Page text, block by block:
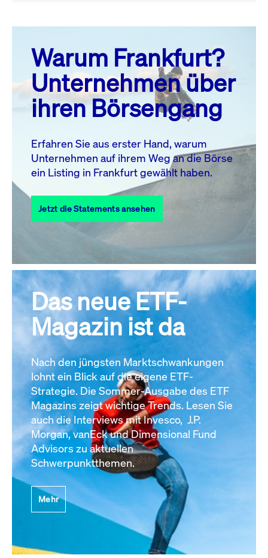
August 26
MO. DI. MI. DO. FR. SA. SO.
1
2
3
4 5 6 7 8
10 11 13 14
17
18 19 20 21 22
23
27 28
31
Alle Events
Warum Frankfurt?
Unternehmen über
ihren Börsengang
Erfahren Sie aus erster Hand, warum
Unternehmen auf ihrem Weg an die Börse
ein Listing in Frankfurt gewählt haben.
Jetzt die Statements ansehen
Das neue ETF-
Magazin ist da
Nach den jüngsten Marktschwankungen
lohnt ein Blick auf die eigene ETF-
Strategie. Die Sommer-Ausgabe des ETF
Magazins zeigt wichtige Trends. Lesen Sie
auch die Interviews mit Invesco, J.P.
Morgan, vanEck und Dimensional Fund
Advisors zu aktuellen
Schwerpunktthemen.
Mehr